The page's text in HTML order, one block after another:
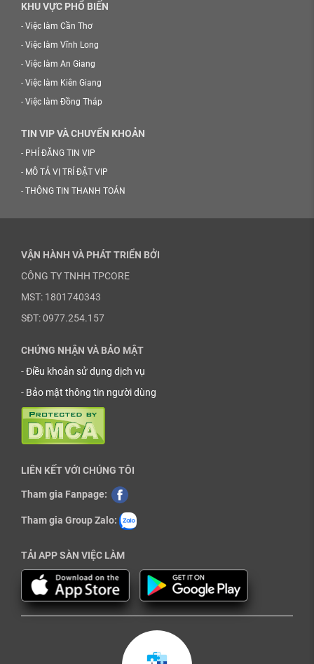
KHU VỰC PHỔ BIẾN
- Việc làm Cần Thơ
- Việc làm Vĩnh Long
- Việc làm An Giang
- Việc làm Kiên Giang
- Việc làm Đồng Tháp
TIN VIP VÀ CHUYỂN KHOẢN
- PHÍ ĐĂNG TIN VIP
- MÔ TẢ VỊ TRÍ ĐẶT VIP
- THÔNG TIN THANH TOÁN
VẬN HÀNH VÀ PHÁT TRIỂN BỞI
CÔNG TY TNHH TPCORE
MST: 1801740343
SĐT: 0977.254.157
CHỨNG NHẬN VÀ BẢO MẬT
-Điều khoản sử dụng dịch vụ
- Bảo mật thông tin người dùng
LIÊN KẾT VỚI CHÚNG TÔI
Tham gia Fanpage:
Tham gia Group Zalo:
TẢI APP SÀN VIỆC LÀM